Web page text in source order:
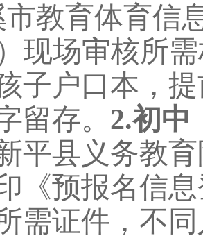
市教育体育信
现场审核所
子户口本，
留存。 2.初中
平县义务教
《预报名信
需证件，不